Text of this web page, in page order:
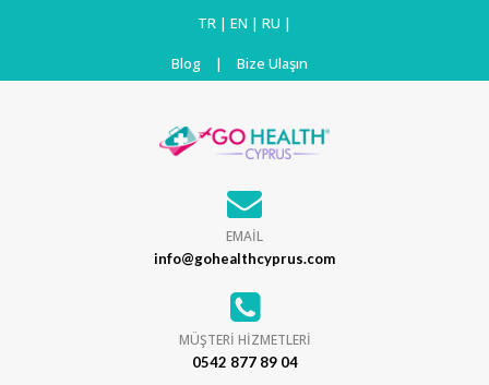
TR | EN | RU |
Blog | Bize Ulaşın
EMAİL
info@gohealthcyprus.com
MÜŞTERİ HİZMETLERİ
0542 877 89 04